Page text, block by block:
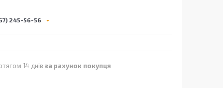
245-56-56
14 днів за рахунок покупця